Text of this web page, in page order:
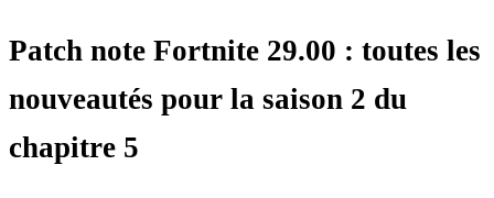
Patch note Fortnite 29.00 : toutes les
nouveautés pour la saison 2 du
chapitre 5